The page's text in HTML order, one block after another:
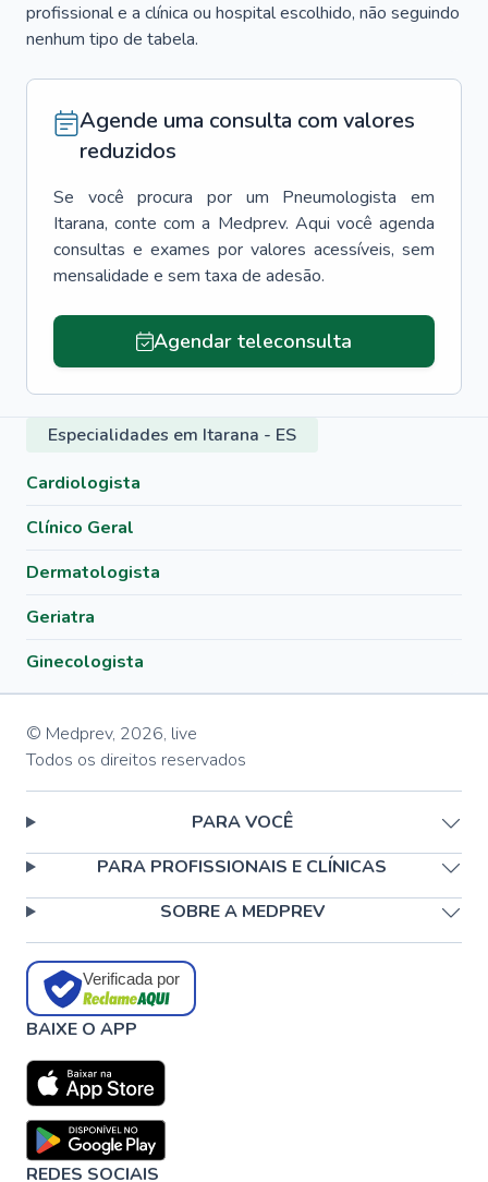
profissional e a clínica ou hospital escolhido, não seguindo
nenhum tipo de tabela.
Agende uma consulta com valores
reduzidos
Se você procura por um Pneumologista
em
Itarana, conte com a Medprev. Aqui você agenda
consultas e exames por valores acessíveis, sem
mensalidade e sem taxa de adesão.
Agendar teleconsulta
Especialidades em Itarana - ES
Cardiologista
Clínico Geral
Dermatologista
Geriatra
Ginecologista
© Medprev, 2026, live
Todos os direitos reservados
PARA VOCÊ
PARA PROFISSIONAIS E CLÍNICAS
SOBRE A MEDPREV
Verificada por
BAIXE O APP
REDES SOCIAIS